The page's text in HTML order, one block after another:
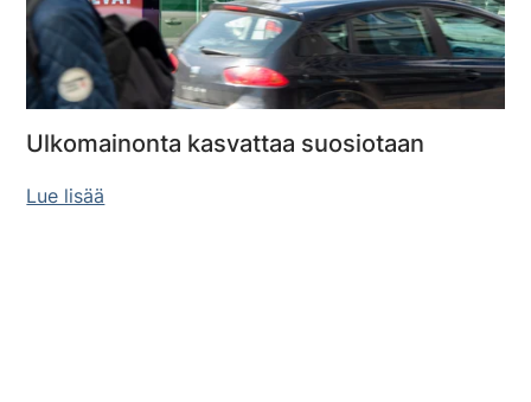
Ulkomainonta kasvattaa suosiotaan
Lue lisää